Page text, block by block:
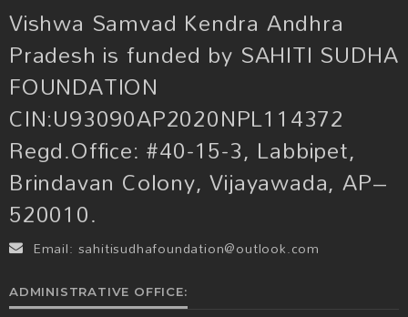
Vishwa Samvad Kendra Andhra
Pradesh is funded by SAHITI SUDHA
FOUNDATION
CIN:U93090AP2020NPL114372
Regd.Office: #40-15-3, Labbipet,
Brindavan Colony, Vijayawada, AP–
520010.
Email: sahitisudhafoundation@outlook.com
ADMINISTRATIVE OFFICE: